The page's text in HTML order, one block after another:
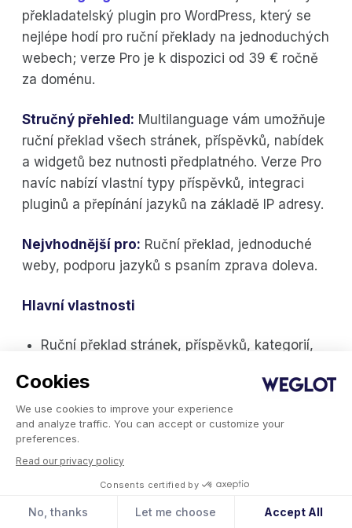
Cookies
We use cookies to improve your experience
and analyze traffic. You can accept or customize your
preferences.
Read our privacy policy
Consents certified by
No, thanks Let me choose Accept All
překladatelský plugin pro WordPress, který se
nejlépe hodí pro ruční překlady na jednoduchých
webech; verze Pro je k dispozici od 39 € ročně
za doménu.
Stručný přehled: Multilanguage vám umožňuje
ruční překlad všech stránek, příspěvků, nabídek
a widgetů bez nutnosti předplatného. Verze Pro
navíc nabízí vlastní typy příspěvků, integraci
pluginů a přepínání jazyků na základě IP adresy.
Nejvhodnější pro: Ruční překlad, jednoduché
weby, podporu jazyků s psaním zprava doleva.
Hlavní vlastnosti
Ruční překlad stránek, příspěvků, kategorií,
Více než 80 předinstalovaných jazyků a
psaných zprava doleva.
Přizpůsobitelný přepínač jazyků s motivy
vlajek, textu nebo rozevíracím seznamem.
Základy vícejazyčného SEO: automatické
Graph.